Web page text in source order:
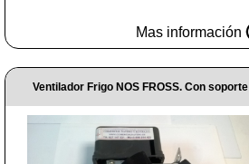
Mas información
Ventilador Frigo NOS FROSS. Con soporte